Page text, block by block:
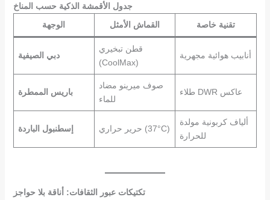
جدول الأقمشة الذكية حسب المناخ
الوجهة
القماش الأمثل تقنية خاصة
دبي الصيفية
قطن تبخيري
(CoolMax)
أنابيب هوائية مجهرية
باريس الممطرة
صوف ميرينو مضاد
للماء
طلاء DWR عاكس
إسطنبول الباردة حرير حراري (37°C)
ألياف كربونية مولدة
للحرارة
تكتيكات عبور الثقافات: أناقة بلا حواجز